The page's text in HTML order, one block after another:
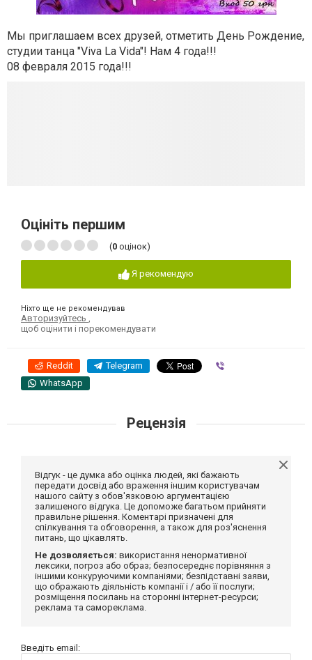
Мы приглашаем всех друзей, отметить День Рождение,
студии танца "Viva La Vida"! Нам 4 года!!!
08 февраля 2015 года!!!
Оцініть першим
(0 оцінок)
Я рекомендую
Ніхто ще не рекомендував
Авторизуйтесь
щоб оцінити і порекомендувати
Reddit Telegram
WhatsApp
Рецензія
Відгук - це думка або оцінка людей, які бажають
передати досвід або враження іншим користувачам
нашого сайту з обов'язковою аргументацією
залишеного відгука. Це допоможе багатьом прийняти
правильне рішення. Коментарі призначені для
спілкування та обговорення, а також для роз'яснення
питань, що цікавлять.
Не дозволяється: використання ненормативної
лексики, погроз або образ; безпосереднє порівняння з
іншими конкуруючими компаніями; безпідставні заяви,
що ображають діяльність компанії і / або її послуги;
розміщення посилань на сторонні інтернет-ресурси;
реклама та самореклама.
Введіть email: